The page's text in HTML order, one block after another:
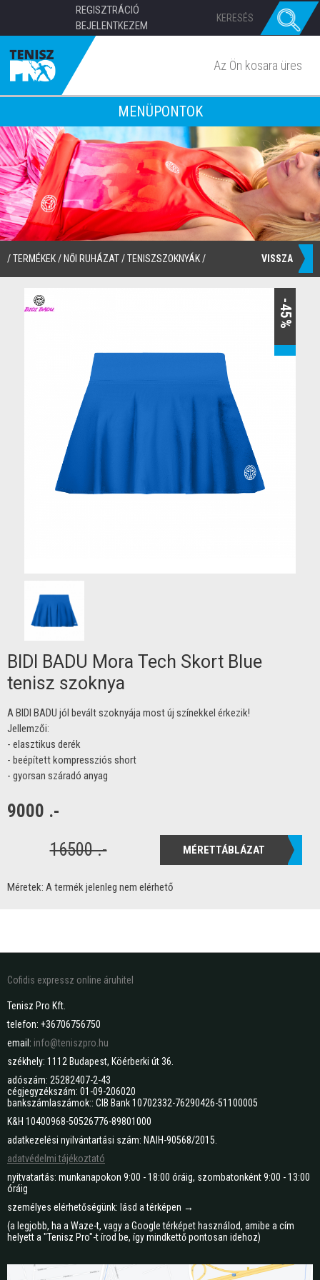
REGISZTRÁCIÓ
BEJELENTKEZEM
Az Ön kosara üres
MENÜPONTOK
/TERMÉKEK/ NŐI RUHÁZAT/TENISZSZOKNYÁK/ VISSZA
-45%
BIDI BADU Mora Tech Skort Blue
tenisz szoknya
A BIDI BADU jól bevált szoknyája most új színekkel érkezik!
Jellemzői:
- elasztikus derék
- beépített kompressziós short
- gyorsan száradó anyag
9000 .-
16500 .-
MÉRETTÁBLÁZAT
Méretek: A termék jelenleg nem elérhető
Cofidis expressz online áruhitel
Tenisz Pro Kft.
telefon: +36706756750
email: info@teniszpro.hu
székhely: 1112 Budapest, Köérberki út 36.
adószám: 25282407-2-43
cégjegyzékszám: 01-09-206020
bankszámlaszámok:: CIB Bank 10702332-76290426-51100005
K&H 10400968-50526776-89801000
adatkezelési nyilvántartási szám: NAIH-90568/2015.
adatvédelmi tájékoztató
nyitvatartás: munkanapokon 9:00 - 18:00 óráig, szombatonként 9:00 - 13:00
óráig
személyes elérhetőségünk: lásd a térképen →
(a legjobb, ha a Waze-t, vagy a Google térképet használod, amibe a cím
helyett a "Tenisz Pro"-t írod be, így mindkettő pontosan idehoz)